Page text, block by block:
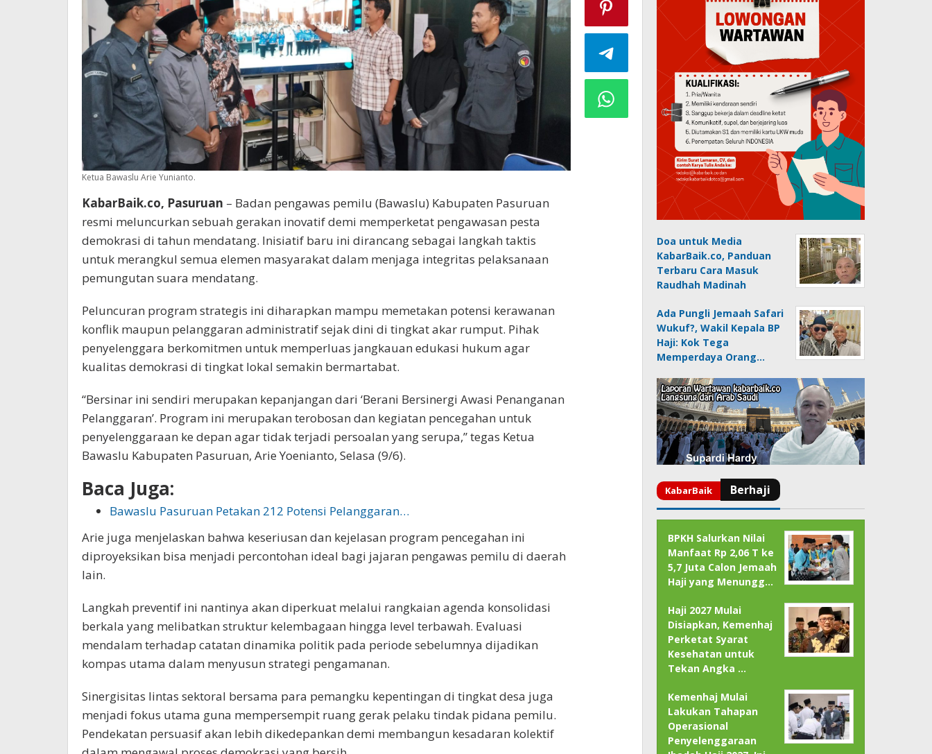
Ketua Bawaslu Arie Yunianto.
KabarBaik.co, Pasuruan – Badan pengawas pemilu (Bawaslu) Kabupaten Pasuruan
resmi meluncurkan sebuah gerakan inovatif demi memperketat pengawasan pesta
demokrasi di tahun mendatang. Inisiatif baru ini dirancang sebagai langkah taktis
untuk merangkul semua elemen masyarakat dalam menjaga integritas pelaksanaan
pemungutan suara mendatang.
Peluncuran program strategis ini diharapkan mampu memetakan potensi kerawanan
konflik maupun pelanggaran administratif sejak dini di tingkat akar rumput. Pihak
penyelenggara berkomitmen untuk memperluas jangkauan edukasi hukum agar
kualitas demokrasi di tingkat lokal semakin bermartabat.
“Bersinar ini sendiri merupakan kepanjangan dari ‘Berani Bersinergi Awasi Penanganan
Pelanggaran’. Program ini merupakan terobosan dan kegiatan pencegahan untuk
penyelenggaraan ke depan agar tidak terjadi persoalan yang serupa,” tegas Ketua
Bawaslu Kabupaten Pasuruan, Arie Yoenianto, Selasa (9/6).
Baca Juga:
Bawaslu Pasuruan Petakan 212 Potensi Pelanggaran…
Arie juga menjelaskan bahwa keseriusan dan kejelasan program pencegahan ini
diproyeksikan bisa menjadi percontohan ideal bagi jajaran pengawas pemilu di daerah
lain.
Langkah preventif ini nantinya akan diperkuat melalui rangkaian agenda konsolidasi
berkala yang melibatkan struktur kelembagaan hingga level terbawah. Evaluasi
mendalam terhadap catatan dinamika politik pada periode sebelumnya dijadikan
kompas utama dalam menyusun strategi pengamanan.
Sinergisitas lintas sektoral bersama para pemangku kepentingan di tingkat desa juga
menjadi fokus utama guna mempersempit ruang gerak pelaku tindak pidana pemilu.
Pendekatan persuasif akan lebih dikedepankan demi membangun kesadaran kolektif
Doa untuk Media
KabarBaik.co, Panduan
Terbaru Cara Masuk
Raudhah Madinah
Ada Pungli Jemaah Safari
Wukuf?, Wakil Kepala BP
Haji: Kok Tega
Memperdaya Orang…
BPKH Salurkan Nilai
Manfaat Rp 2,06 T ke
5,7 Juta Calon Jemaah
Haji yang Menungg…
Haji 2027 Mulai
Disiapkan, Kemenhaj
Perketat Syarat
Kesehatan untuk
Tekan Angka …
Kemenhaj Mulai
Lakukan Tahapan
Operasional
Penyelenggaraan